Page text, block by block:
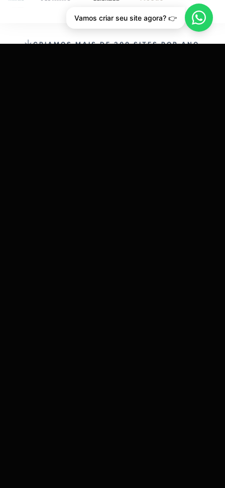
CRIAMOS MAIS DE 200 SITES POR ANO.
Vamos criar seu site agora? 👉